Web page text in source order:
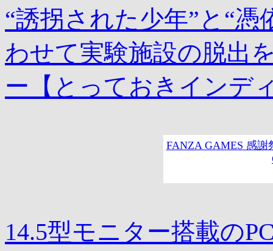
“誘拐された少年”と“
わせて実験施設の脱出
ー【とっておきインデ
FANZA GAMES 感
14.5型モニター搭載の